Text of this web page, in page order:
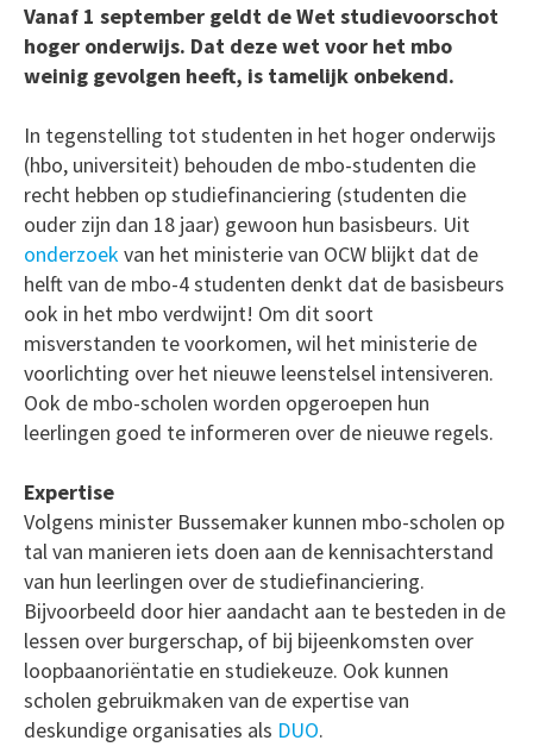
Vanaf 1 september geldt de Wet studievoorschot
hoger onderwijs. Dat deze wet voor het mbo
weinig gevolgen heeft, is tamelijk onbekend.
In tegenstelling tot studenten in het hoger onderwijs
(hbo, universiteit) behouden de mbo-studenten die
recht hebben op studiefinanciering (studenten die
ouder zijn dan 18 jaar) gewoon hun basisbeurs. Uit
onderzoekvan het ministerie van OCW blijkt dat de
helft van de mbo-4 studenten denkt dat de basisbeurs
ook in het mbo verdwijnt! Om dit soort
misverstanden te voorkomen, wil het ministerie de
voorlichting over het nieuwe leenstelsel intensiveren.
Ook de mbo-scholen worden opgeroepen hun
leerlingen goed te informeren over de nieuwe regels.
Expertise
Volgens minister Bussemaker kunnen mbo-scholen op
tal van manieren iets doen aan de kennisachterstand
van hun leerlingen over de studiefinanciering.
Bijvoorbeeld door hier aandacht aan te besteden in de
lessen over burgerschap, of bij bijeenkomsten over
loopbaanoriëntatie en studiekeuze. Ook kunnen
scholen gebruikmaken van de expertise van
deskundige organisaties als DUO.